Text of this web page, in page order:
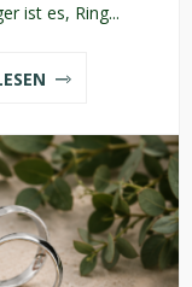
ist es, Ring...